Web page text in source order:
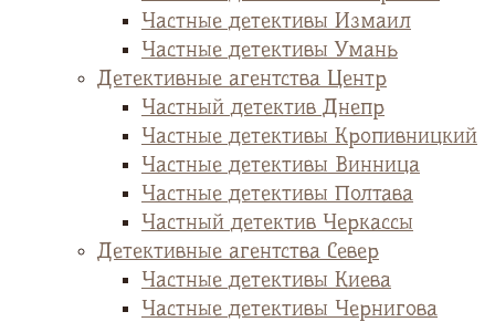
Частные детективы Измаил
Частные детективы Умань
Детективные агентства Центр
Частный детектив Днепр
Частные детективы Кропивницкий
Частные детективы Винница
Частные детективы Полтава
Частный детектив Черкассы
Детективные агентства Север
Частные детективы Киева
Частные детективы Чернигова